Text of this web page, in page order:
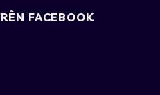
FACEBOOK